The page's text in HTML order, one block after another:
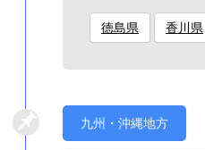
徳島県 香川県
九州・沖縄地方